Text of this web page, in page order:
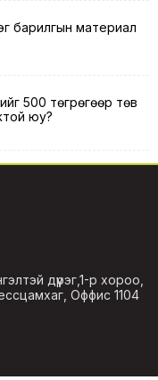
барилгын материал
500 төгрөгөөр төв
юу?
дүүрэг,1-р хороо,
Оффис 1104